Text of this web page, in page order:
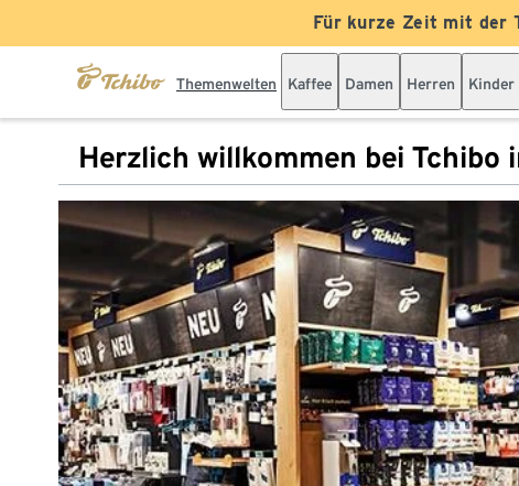
Für kurze Zeit mit der
Themenwelten Kaffee Damen Herren Kinder
Herzlich willkommen bei Tchibo